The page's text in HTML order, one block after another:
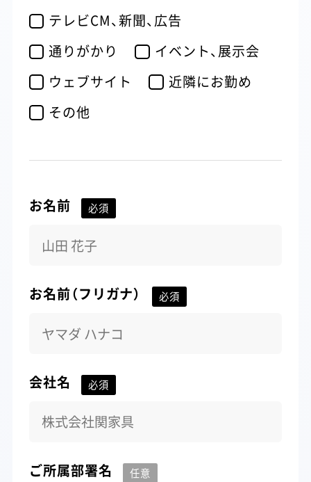
テレビCM、新聞、広告
通りがかり
イベント、展示会
ウェブサイト
近隣にお勤め
その他
お名前
お名前（フリガナ）
会社名
ご所属部署名